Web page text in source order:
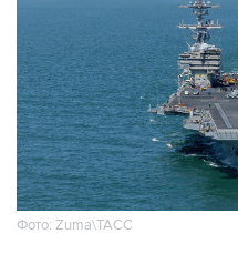
Фото: Zuma\ТАСС